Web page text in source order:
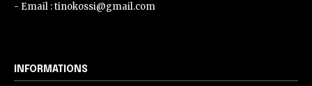
- Email : tinokossi@gmail.com
INFORMATIONS